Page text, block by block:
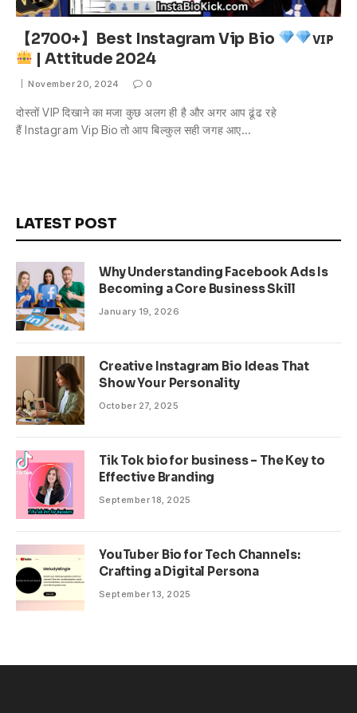
【2700+】Best Instagram Vip Bio
ᴠɪᴘ
| Attitude 2024
November 20, 2024 0
दोस्तों VIP दिखाने का मजा कुछ अलग ही है और अगर आप ढूंढ रहे
हैं Instagram Vip Bio तो आप बिल्कुल सही जगह आए…
LATEST POST
Why Understanding Facebook Ads Is
Becoming a Core Business Skill
January 19, 2026
Creative Instagram Bio Ideas That
Show Your Personality
October 27, 2025
Tik Tok bio for business – The Key to
Effective Branding
September 18, 2025
YouTuber Bio for Tech Channels:
Crafting a Digital Persona
September 13, 2025